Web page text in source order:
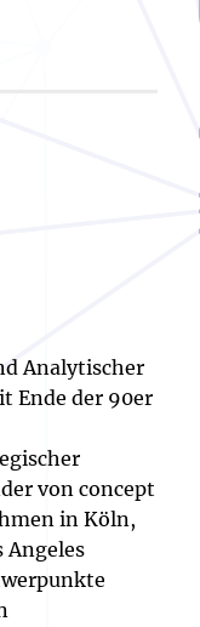
Analytischer
Ende der 90er
von concept
in Köln,
Angeles